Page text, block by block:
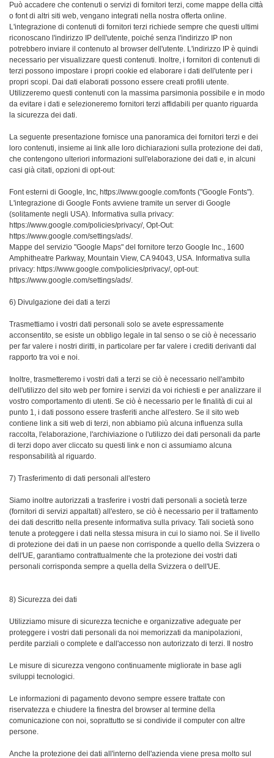
Può accadere che contenuti o servizi di fornitori terzi, come mappe della città
o font di altri siti web, vengano integrati nella nostra offerta online.
L'integrazione di contenuti di fornitori terzi richiede sempre che questi ultimi
riconoscano l'indirizzo IP dell'utente, poiché senza l'indirizzo IP non
potrebbero inviare il contenuto al browser dell'utente. L'indirizzo IP è quindi
necessario per visualizzare questi contenuti. Inoltre, i fornitori di contenuti di
terzi possono impostare i propri cookie ed elaborare i dati dell'utente per i
propri scopi. Dai dati elaborati possono essere creati profili utente.
Utilizzeremo questi contenuti con la massima parsimonia possibile e in modo
da evitare i dati e selezioneremo fornitori terzi affidabili per quanto riguarda
la sicurezza dei dati.
La seguente presentazione fornisce una panoramica dei fornitori terzi e dei
loro contenuti, insieme ai link alle loro dichiarazioni sulla protezione dei dati,
che contengono ulteriori informazioni sull'elaborazione dei dati e, in alcuni
casi già citati, opzioni di opt-out:
Font esterni di Google, Inc, https://www.google.com/fonts ("Google Fonts").
L'integrazione di Google Fonts avviene tramite un server di Google
(solitamente negli USA). Informativa sulla privacy:
https://www.google.com/policies/privacy/, Opt-Out:
https://www.google.com/settings/ads/.
Mappe del servizio "Google Maps" del fornitore terzo Google Inc., 1600
Amphitheatre Parkway, Mountain View, CA 94043, USA. Informativa sulla
privacy: https://www.google.com/policies/privacy/, opt-out:
https://www.google.com/settings/ads/.
6) Divulgazione dei dati a terzi
Trasmettiamo i vostri dati personali solo se avete espressamente
acconsentito, se esiste un obbligo legale in tal senso o se ciò è necessario
per far valere i nostri diritti, in particolare per far valere i crediti derivanti dal
rapporto tra voi e noi.
Inoltre, trasmetteremo i vostri dati a terzi se ciò è necessario nell'ambito
dell'utilizzo del sito web per fornire i servizi da voi richiesti e per analizzare il
vostro comportamento di utenti. Se ciò è necessario per le finalità di cui al
punto 1, i dati possono essere trasferiti anche all'estero. Se il sito web
contiene link a siti web di terzi, non abbiamo più alcuna influenza sulla
raccolta, l'elaborazione, l'archiviazione o l'utilizzo dei dati personali da parte
di terzi dopo aver cliccato su questi link e non ci assumiamo alcuna
responsabilità al riguardo.
7) Trasferimento di dati personali all'estero
Siamo inoltre autorizzati a trasferire i vostri dati personali a società terze
(fornitori di servizi appaltati) all'estero, se ciò è necessario per il trattamento
dei dati descritto nella presente informativa sulla privacy. Tali società sono
tenute a proteggere i dati nella stessa misura in cui lo siamo noi. Se il livello
di protezione dei dati in un paese non corrisponde a quello della Svizzera o
dell'UE, garantiamo contrattualmente che la protezione dei vostri dati
personali corrisponda sempre a quella della Svizzera o dell'UE.
8) Sicurezza dei dati
Utilizziamo misure di sicurezza tecniche e organizzative adeguate per
proteggere i vostri dati personali da noi memorizzati da manipolazioni,
perdite parziali o complete e dall'accesso non autorizzato di terzi. Il nostro
Le misure di sicurezza vengono continuamente migliorate in base agli
sviluppi tecnologici.
Le informazioni di pagamento devono sempre essere trattate con
riservatezza e chiudere la finestra del browser al termine della
comunicazione con noi, soprattutto se si condivide il computer con altre
persone.
Anche la protezione dei dati all'interno dell'azienda viene presa molto sul